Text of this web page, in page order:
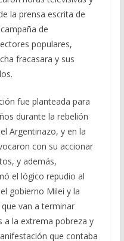
la prensa escrita de
de
populares,
fracasara y sus
fue planteada para
durante la rebelión
Argentinazo, y en la
con su accionar
y además,
el lógico repudio al
gobierno Milei y la
van a terminar
a la extrema pobreza y
que contaba